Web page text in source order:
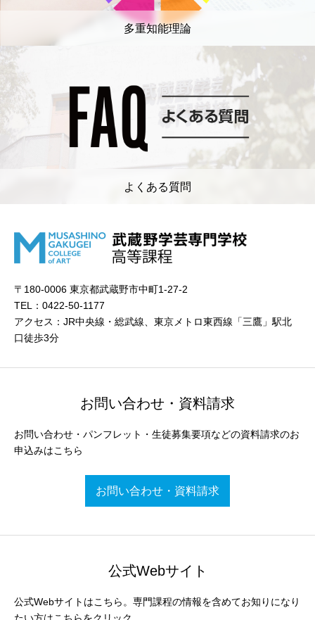
多重知能理論
よくある質問
〒180-0006 東京都武蔵野市中町1-27-2
TEL：0422-50-1177
アクセス：JR中央線・総武線、東京メトロ東西線「三鷹」駅北
口徒歩3分
お問い合わせ・資料請求
お問い合わせ・パンフレット・生徒募集要項などの資料請求のお
申込みはこちら
お問い合わせ・資料請求
公式Webサイト
公式Webサイトはこちら。専門課程の情報を含めてお知りになり
たい方はこちらをクリック。